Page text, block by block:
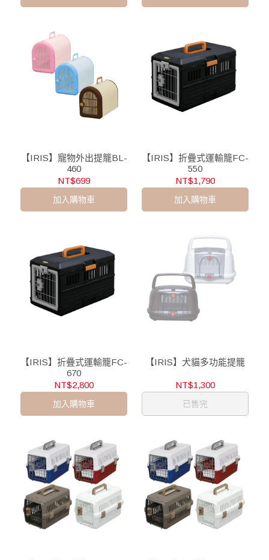
【IRIS】寵物外出提籠BL-
460
NT$699
加入購物車
【IRIS】折疊式運輸籠FC-
550
NT$1,790
加入購物車
【IRIS】折疊式運輸籠FC-
670
NT$2,800
加入購物車
【IRIS】犬貓多功能提籠
NT$1,300
已售完